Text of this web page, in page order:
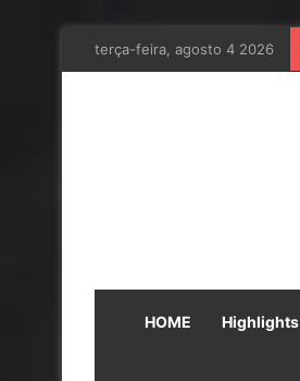
terça-feira, agosto 4 2026
HOME Highlights